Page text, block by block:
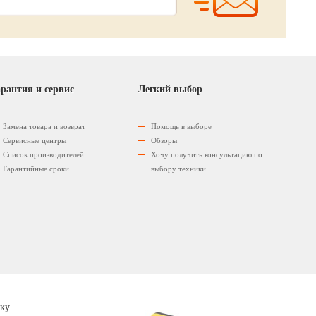
и сервис
Замена товара и возврат
Сервисные центры
Список производителей
Гарантийные сроки
Легкий выбор
Помощь в выборе
Обзоры
Хочу получить консультацию по
выбору техники